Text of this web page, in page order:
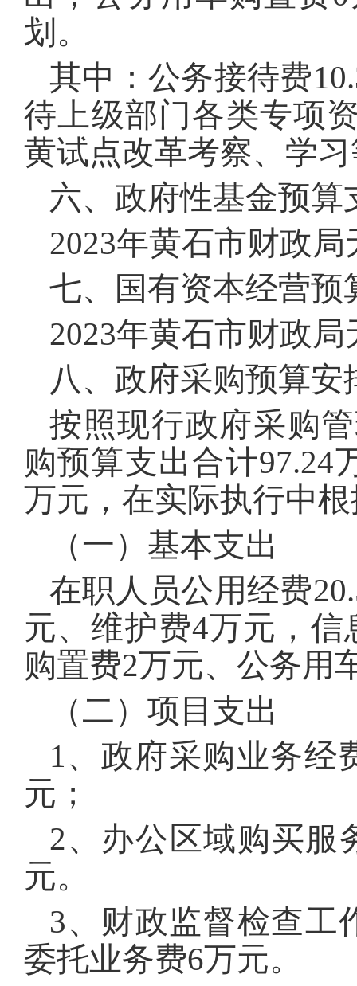
划。
其中：公务接待费
待上级部门各类专项
黄试点改革考察、学
六、政府性基金预算
2023年黄石市财政
七、国有资本经营预
2023年黄石市财政
八、政府采购预算安
按照现行政府采购
购预算支出合计97.24
万元，在实际执行中
（一）基本支出
在职人员公用经费
元、维护费4万元，
购置费2万元、公务用
（二）项目支出
1、政府采购业务经
元；
2、办公区域购买服
元。
3、财政监督检查工
委托业务费6万元。